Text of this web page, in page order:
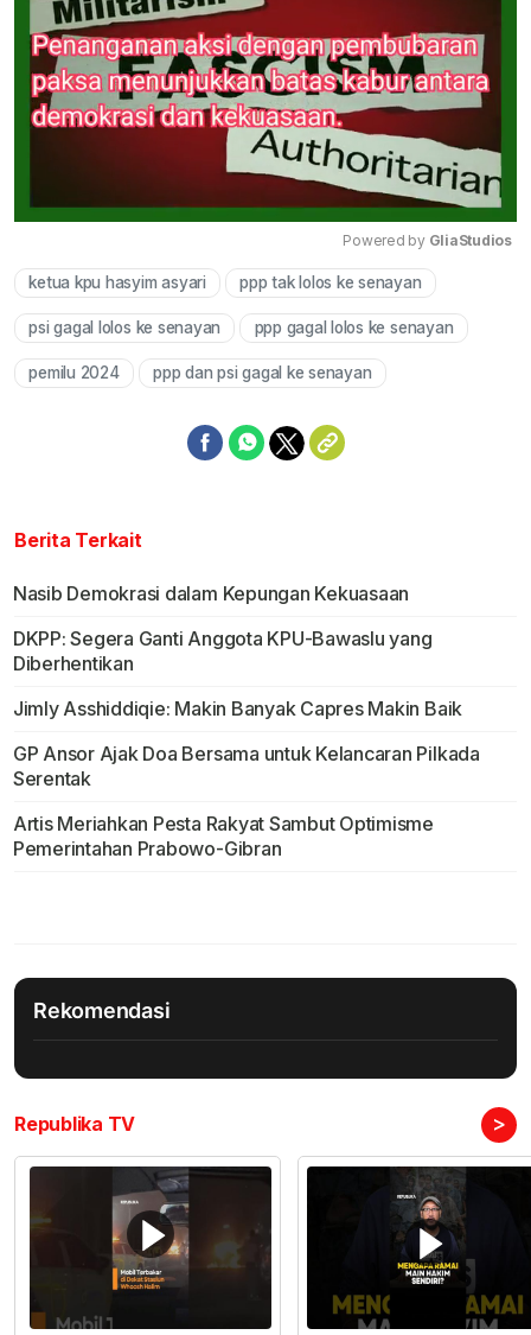
Mute
Powered by GliaStudios
ketua kpu hasyim asyari ppp tak lolos ke senayan
psi gagal lolos ke senayan ppp gagal lolos ke senayan
pemilu 2024 ppp dan psi gagal ke senayan
Berita Terkait
Nasib Demokrasi dalam Kepungan Kekuasaan
DKPP: Segera Ganti Anggota KPU-Bawaslu yang
Diberhentikan
Jimly Asshiddiqie: Makin Banyak Capres Makin Baik
GP Ansor Ajak Doa Bersama untuk Kelancaran Pilkada
Serentak
Artis Meriahkan Pesta Rakyat Sambut Optimisme
Pemerintahan Prabowo-Gibran
Rekomendasi
Republika TV >